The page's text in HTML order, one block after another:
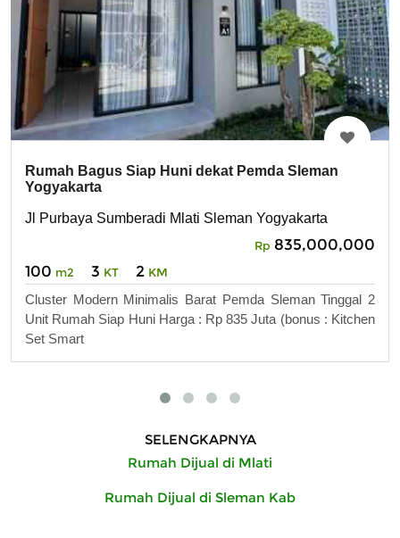
Rumah Bagus Siap Huni dekat Pemda Sleman
Yogyakarta
Jl Purbaya Sumberadi Mlati Sleman Yogyakarta
Rp 835,000,000
100 m2 3 KT 2 KM
Cluster Modern Minimalis Barat Pemda Sleman Tinggal 2
Unit Rumah Siap Huni Harga : Rp 835 Juta (bonus : Kitchen
Set Smart
SELENGKAPNYA
Rumah Dijual di Mlati
Rumah Dijual di Sleman Kab